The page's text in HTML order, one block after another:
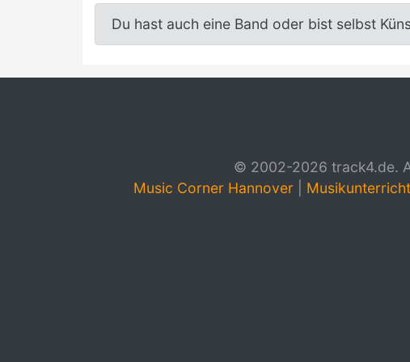
Du hast auch eine Band oder bist selbst
© 2002-2026 track4.de.
Music Corner Hannover